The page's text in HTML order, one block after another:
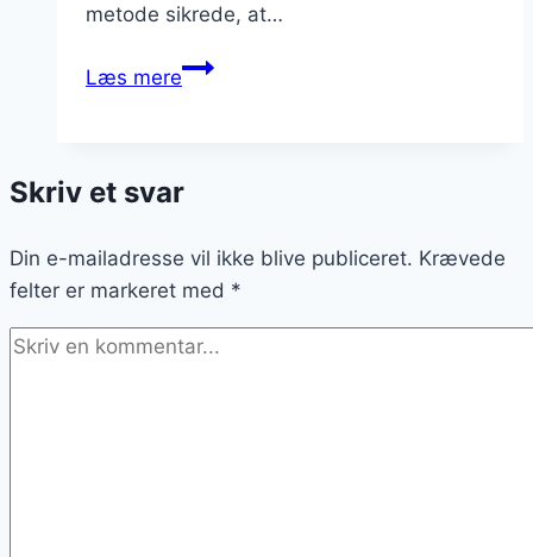
metode sikrede, at…
Læs mereGrydebrød
hvidløg
en
smagsoplevelse
Skriv et svar
Din e-mailadresse vil ikke blive publiceret. Krævede
felter er markeret med *